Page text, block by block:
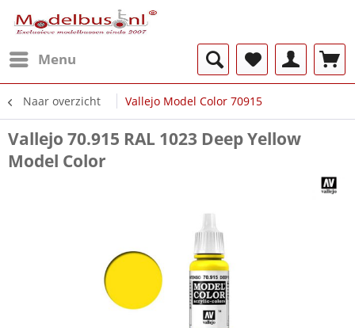
Menu
Naar overzicht Vallejo Model Color 70915
Vallejo 70.915 RAL 1023 Deep Yellow
Model Color